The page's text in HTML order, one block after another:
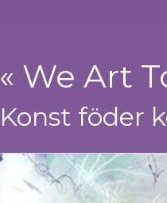
« We Art
Konst föder